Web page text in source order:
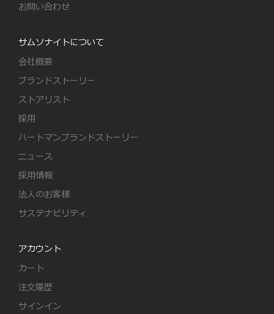
お問い合わせ
サムソナイトについて
会社概要
ブランドストーリー
ストアリスト
採用
ハートマンブランドストーリー
ニュース
採用情報
法人のお客様
サステナビリティ
アカウント
カート
注文履歴
サインイン